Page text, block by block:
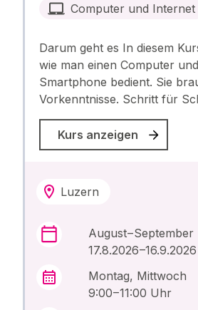
Computer und Internet
Darum geht es In diesem
wie man einen Computer
Smartphone bedient. Sie
Vorkenntnisse. Schritt für
Kurs anzeigen
Luzern
August – September
17.8.2026 –16.9.2026
Montag, Mittwoch
9:00 – 11:00 Uhr